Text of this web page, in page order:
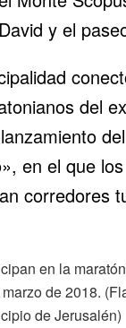
y el
del
en el que
corredores